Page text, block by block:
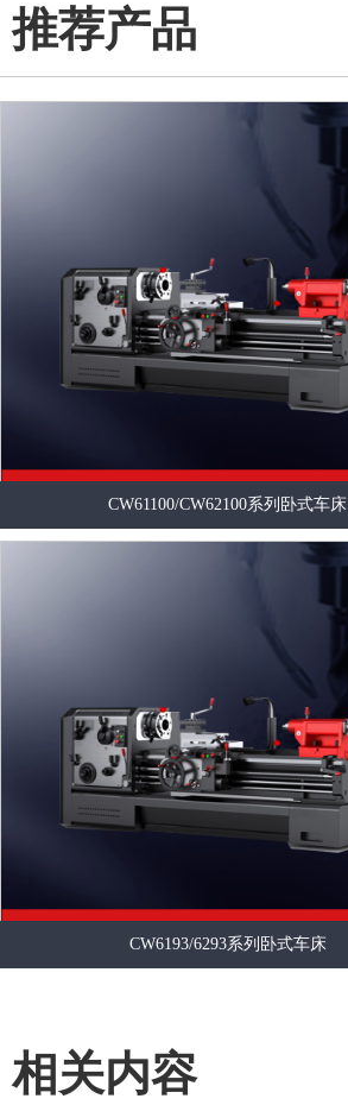
推荐产品
CW61100/CW62100系列卧式车床
CW6193/6293系列卧式车床
相关内容